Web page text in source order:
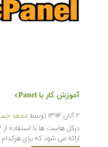
آموزش کار با cPanel
۲ آبان ۱۳۹۴ توسط محمد
ارائه می شود که برای